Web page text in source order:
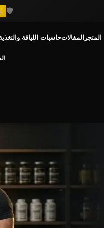
المتجر المقالاتحاسبات اللياقة والتغذية
ماس جينر في مصر 2026: لزيادة
Posted by
🛡️